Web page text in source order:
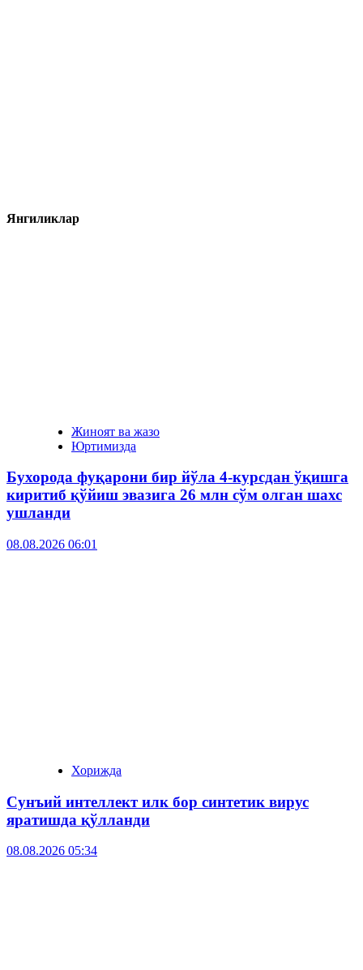
Янгиликлар
Жиноят ва жазо
Юртимизда
Бухорода фуқарони бир йўла 4-курсдан ўқишга
киритиб қўйиш эвазига 26 млн сўм олган шахс
ушланди
08.08.2026 06:01
Хорижда
Сунъий интеллект илк бор синтетик вирус
яратишда қўлланди
08.08.2026 05:34